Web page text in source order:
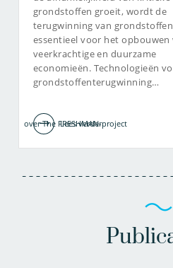
030-6069658
joep.van.den.broeke@kwrwater.nl
bekijk profiel
grondstoffen groeit, wordt de
terugwinning van grondstoffen
essentieel voor het opbouwen
veerkrachtige en duurzame
economieën. Technologieën
grondstoffenterugwinning…
Lees verder
over The FRESHMAN-project